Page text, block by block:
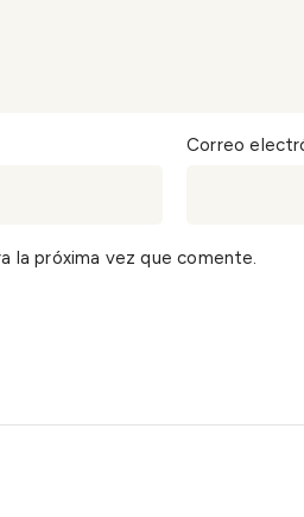
Correo
la próxima vez que comente.